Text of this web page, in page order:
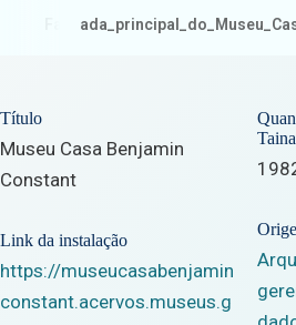
Título
Museu Casa Benjamin
Constant
Link da instalação
https://museucasabenjamin
constant.acervos.museus.g